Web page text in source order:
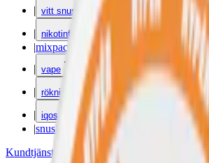
| vitt snus
| nikotinfritt
|mixpack
| vape
| rökning
| iqos
|snuskuriren
Kundtjänst
Varumärken